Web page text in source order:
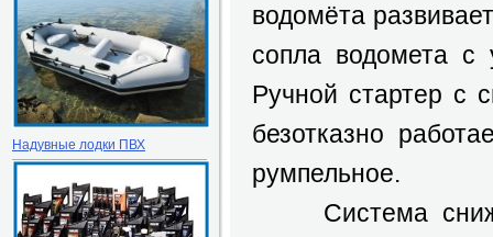
водомёта
сопла водомета с
Ручной стартер с
безотказно
румпельное.
Система
Надувные лодки ПВХ